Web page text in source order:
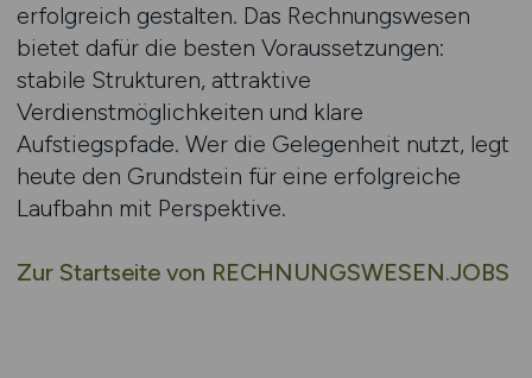
erfolgreich gestalten. Das Rechnungswesen
bietet dafür die besten Voraussetzungen:
stabile Strukturen, attraktive
Verdienstmöglichkeiten und klare
Aufstiegspfade. Wer die Gelegenheit nutzt, legt
heute den Grundstein für eine erfolgreiche
Laufbahn mit Perspektive.
Zur Startseite von RECHNUNGSWESEN.JOBS